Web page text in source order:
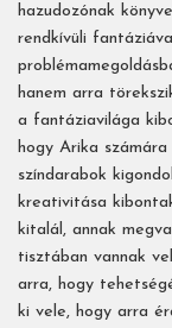
hazudozónak
rendkívüli
hanem arra
a fantáziavilága
hogy Arika
színdarabok
kreativitása
kitalál, annak
tisztában vannak
arra, hogy
ki vele, hogy arra